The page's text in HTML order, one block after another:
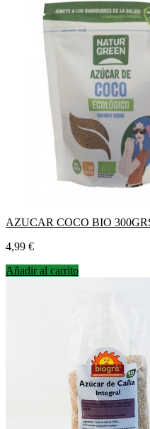
AZUCAR COCO BIO
Precio
4,99 €
Añadir al carrito